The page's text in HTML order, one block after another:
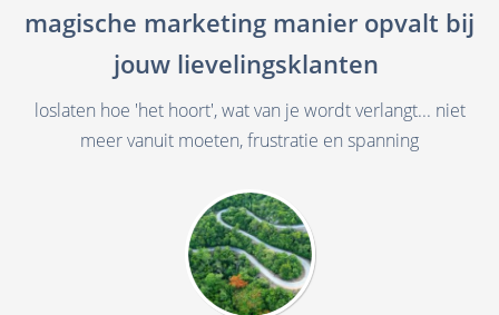
magische marketing manier opvalt bij
jouw lievelingsklanten
loslaten hoe 'het hoort', wat van je wordt verlangt... niet
meer vanuit moeten, frustratie en spanning